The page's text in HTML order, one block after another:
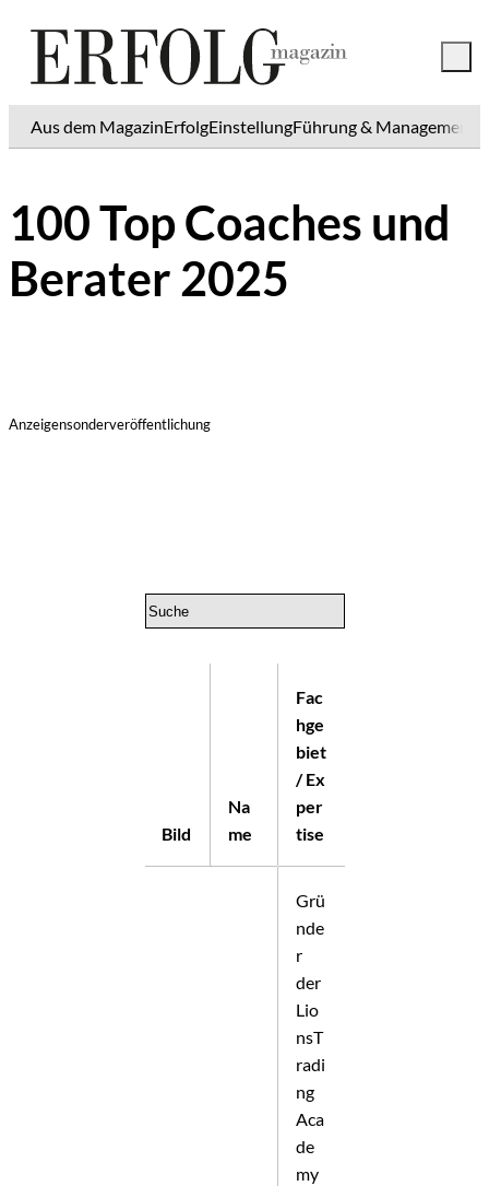
Aus dem MagazinErfolgEinstellungFührung & Management
100 Top Coaches und
Berater 2025
Anzeigensonderveröffentlichung
Bild
Na
me
Fac
hge
biet
/ Ex
per
tise
Grü
nde
r
der
Lio
nsT
radi
ng
Aca
de
my